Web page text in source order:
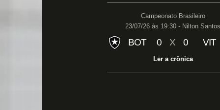
Campeonato Brasileiro
23/07/26 às 19:30 - Nilton Santos
BOT 0 X 0 VIT
Ler a crônica